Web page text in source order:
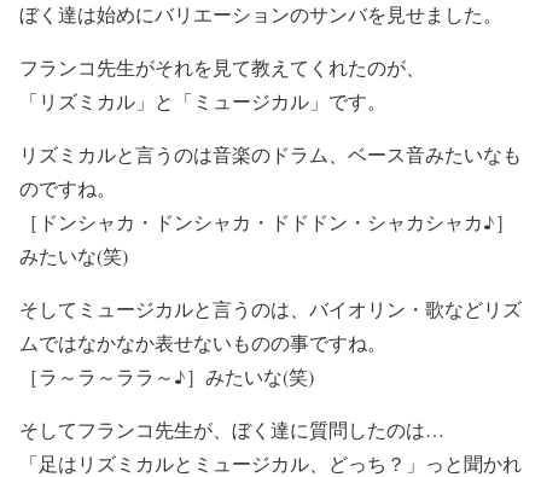
ぼく達は始めにバリエーションのサンバを見せました。
フランコ先生がそれを見て教えてくれたのが、
「リズミカル」と「ミュージカル」です。
リズミカルと言うのは音楽のドラム、ベース音みたいなも
のですね。
［ドンシャカ・ドンシャカ・ドドドン・シャカシャカ♪］
みたいな(笑)
そしてミュージカルと言うのは、バイオリン・歌などリズ
ムではなかなか表せないものの事ですね。
［ラ～ラ～ララ～♪］みたいな(笑)
そしてフランコ先生が、ぼく達に質問したのは…
「足はリズミカルとミュージカル、どっち？」っと聞かれ